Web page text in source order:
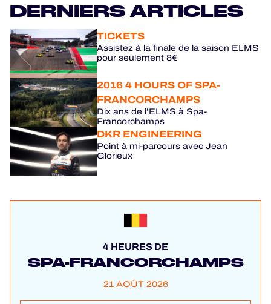
DERNIERS ARTICLES
TICKETS
Assistez à la finale de la saison ELMS
pour seulement 8€
2016 4 HOURS OF SPA-
FRANCORCHAMPS
Dix ans de l’ELMS à Spa-
Francorchamps
DKR ENGINEERING
Point à mi-parcours avec Jean
Glorieux
4 HEURES DE
SPA-FRANCORCHAMPS
21 AOÛT 2026